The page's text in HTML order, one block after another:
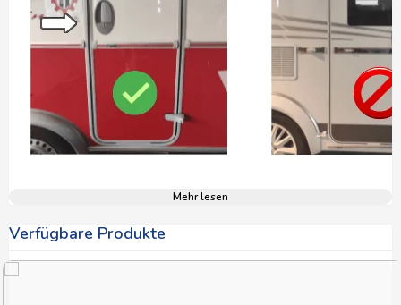
Mehr lesen
Verfügbare Produkte